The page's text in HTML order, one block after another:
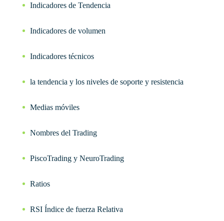
Indicadores de Tendencia
Indicadores de volumen
Indicadores técnicos
la tendencia y los niveles de soporte y resistencia
Medias móviles
Nombres del Trading
PiscoTrading y NeuroTrading
Ratios
RSI Índice de fuerza Relativa